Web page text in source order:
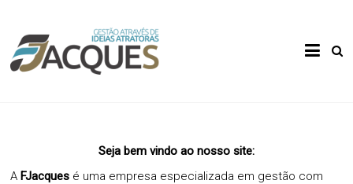
content
FJacques
Através
de Ideias
Atratoras
Seja bem vindo ao nosso site:
AFJacques é uma empresa especializada em gestão com